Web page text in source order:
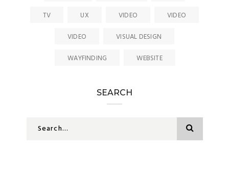
TV
UX VIDEO
VIDEO
VIDEO
VISUAL DESIGN
WAYFINDING
WEBSITE
SEARCH